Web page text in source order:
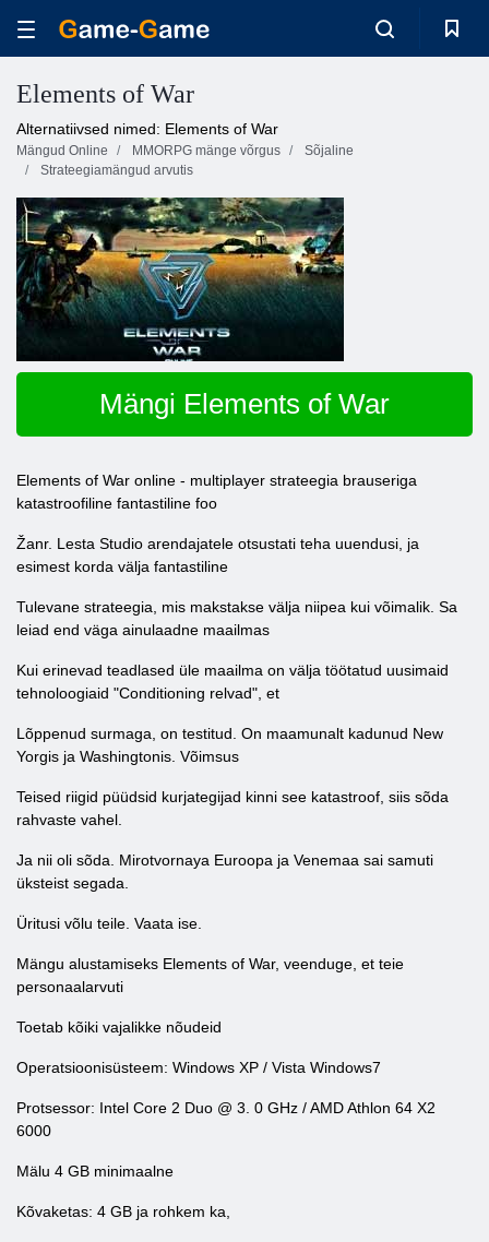
Elements of War
Alternatiivsed nimed: Elements of War
Mängud Online MMORPG mänge võrgus
Sõjaline
Strateegiamängud arvutis
Mängi Elements of War
Elements of War online - multiplayer strateegia brauseriga
katastroofiline fantastiline foo
Žanr. Lesta Studio arendajatele otsustati teha uuendusi, ja
esimest korda välja fantastiline
Tulevane strateegia, mis makstakse välja niipea kui võimalik. Sa
leiad end väga ainulaadne maailmas
Kui erinevad teadlased üle maailma on välja töötatud uusimaid
tehnoloogiaid "Conditioning relvad", et
Lõppenud surmaga, on testitud. On maamunalt kadunud New
Yorgis ja Washingtonis. Võimsus
Teised riigid püüdsid kurjategijad kinni see katastroof, siis sõda
rahvaste vahel.
Ja nii oli sõda. Mirotvornaya Euroopa ja Venemaa sai samuti
üksteist segada.
Üritusi võlu teile. Vaata ise.
Mängu alustamiseks Elements of War, veenduge, et teie
personaalarvuti
Toetab kõiki vajalikke nõudeid
Operatsioonisüsteem: Windows XP / Vista Windows7
Protsessor: Intel Core 2 Duo @ 3. 0 GHz / AMD Athlon 64 X2
6000
Mälu 4 GB minimaalne
Kõvaketas: 4 GB ja rohkem ka,